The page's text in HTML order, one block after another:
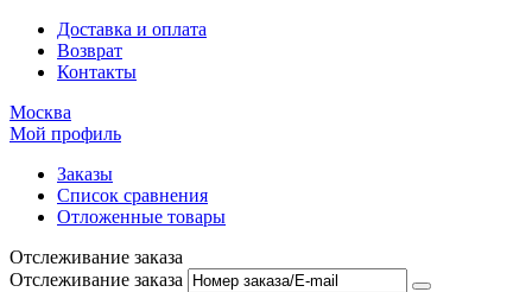
Доставка и оплата
Возврат
Контакты
Москва
Мой профиль
Заказы
Список сравнения
Отложенные товары
Отслеживание заказа
Отслеживание заказа